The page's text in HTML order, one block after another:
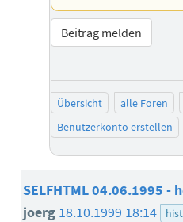
Beitrag melden
Übersicht alle Foren
Benutzerkonto erstellen
SELFHTML 04.06.1995 -
joerg 18.10.1999 18:14